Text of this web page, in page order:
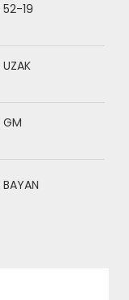
52-19
UZAK
GM
BAYAN